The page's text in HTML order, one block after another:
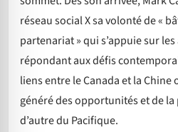
réseau social X sa volonté de «
partenariat » qui s’appuie sur
répondant aux défis
liens entre le Canada et la
généré des opportunités et de
d’autre du Pacifique.